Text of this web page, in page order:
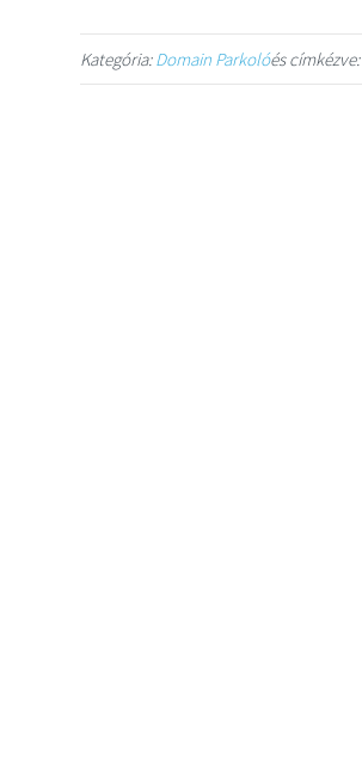
Kategória:Domain Parkolóés címkézve: